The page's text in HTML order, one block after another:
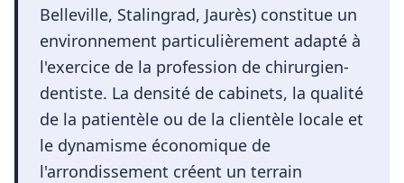
Belleville, Stalingrad, Jaurès) constitue un
environnement particulièrement adapté à
l'exercice de la profession de chirurgien-
dentiste. La densité de cabinets, la qualité
de la patientèle ou de la clientèle locale et
le dynamisme économique de
l'arrondissement créent un terrain